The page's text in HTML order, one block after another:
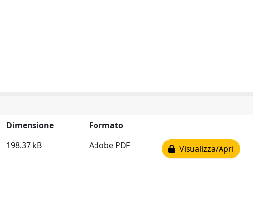
Dimensione
Formato
198.37 kB Adobe PDF Visualizza/Apri